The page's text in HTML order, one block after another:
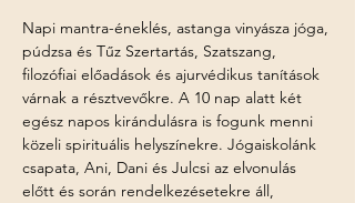
Napi mantra-éneklés, astanga vinyásza jóga,
púdzsa és Tűz Szertartás, Szatszang,
filozófiai előadások és ajurvédikus tanítások
várnak a résztvevőkre. A 10 nap alatt két
egész napos kirándulásra is fogunk menni
közeli spirituális helyszínekre. Jógaiskolánk
csapata, Ani, Dani és Julcsi az elvonulás
előtt és során rendelkezésetekre áll,